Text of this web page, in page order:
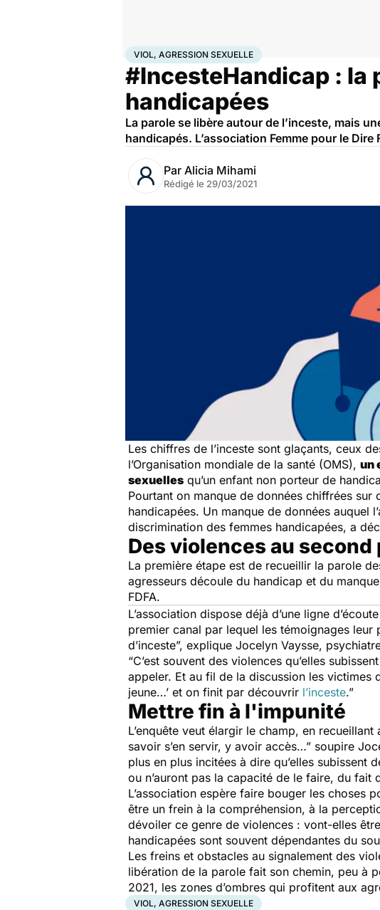
Accueil SantéViol, agression sexuelle
VIOL, AGRESSION SEXUELLE
#IncesteHandicap : la
handicapées
La parole se libère autour de l’inceste, mais
handicapés. L’association Femme pour le
Par Alicia Mihami
Rédigé le 29/03/2021
Les chiffres de l’inceste sont glaçants, ceux
l’Organisation mondiale de la santé (OMS), un
sexuelles qu’un enfant non porteur de
Pourtant on manque de données chiffrées
handicapées. Un manque de données auquel
discrimination des femmes handicapées, a
Des violences au second
La première étape est de recueillir la parole
agresseurs découle du handicap et du
FDFA.
L’association dispose déjà d’une ligne
premier canal par lequel les témoignages leur
d’inceste”, explique Jocelyn Vaysse,
“C’est souvent des violences qu’elles
appeler. Et au fil de la discussion les victimes
jeune…’ et on finit par découvrir l’inceste.”
Mettre fin à l'impunité
L’enquête veut élargir le champ, en
savoir s’en servir, y avoir accès…” soupire
plus en plus incitées à dire qu’elles subissent
ou n’auront pas la capacité de le faire, du fait
L’association espère faire bouger les choses
être un frein à la compréhension, à la
dévoiler ce genre de violences : vont-elles
handicapées sont souvent dépendantes du
Les freins et obstacles au signalement des
libération de la parole fait son chemin, peu à
2021, les zones d’ombres qui profitent aux
VIOL, AGRESSION SEXUELLE